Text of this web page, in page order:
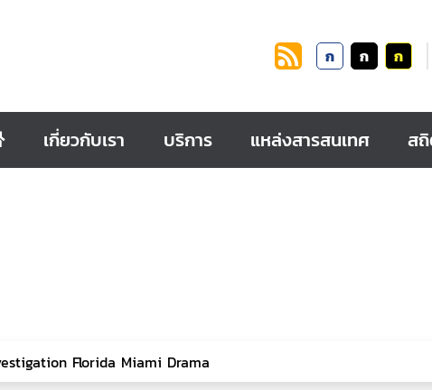
ก ก ก
เกี่ยวกับเรา บริการ แหล่งสารสนเทศ ส